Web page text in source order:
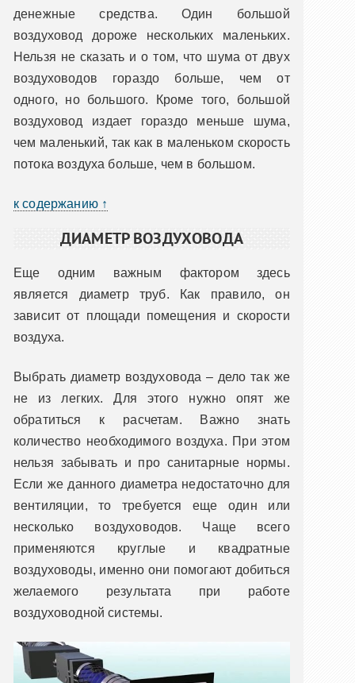
денежные средства. Один большой
воздуховод дороже нескольких маленьких.
Нельзя не сказать и о том, что шума от двух
воздуховодов гораздо больше, чем от
одного, но большого. Кроме того, большой
воздуховод издает гораздо меньше шума,
чем маленький, так как в маленьком скорость
потока воздуха больше, чем в большом.
к содержанию ↑
ДИАМЕТР ВОЗДУХОВОДА
Еще одним важным фактором здесь
является диаметр труб. Как правило, он
зависит от площади помещения и скорости
воздуха.
Выбрать диаметр воздуховода – дело так же
не из легких. Для этого нужно опят же
обратиться к расчетам. Важно знать
количество необходимого воздуха. При этом
нельзя забывать и про санитарные нормы.
Если же данного диаметра недостаточно для
вентиляции, то требуется еще один или
несколько воздуховодов. Чаще всего
применяются круглые и квадратные
воздуховоды, именно они помогают добиться
желаемого результата при работе
воздуховодной системы.